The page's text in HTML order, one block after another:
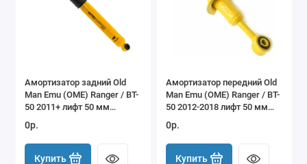
Амортизатор задний Old
Man Emu (OME) Ranger / BT-
50 2011+ лифт 50 мм
0р.
Купить
Амортизатор передний Old
Man Emu (OME) Ranger / BT-
50 2012-2018 лифт 50 мм
0р.
Купить